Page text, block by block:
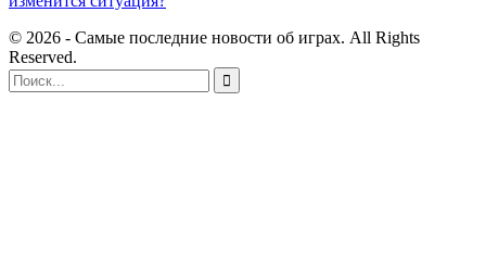
© 2026 - Самые последние новости об играх. All Rights
Reserved.